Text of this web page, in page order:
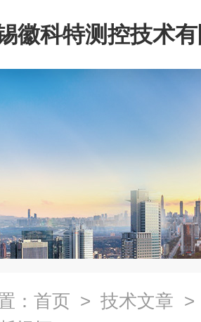
徽科特测控技术
： 首页 > 技术文章 >